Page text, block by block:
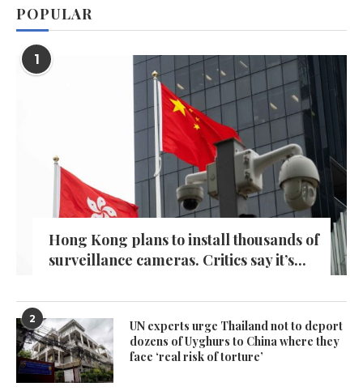
POPULAR
1
Hong Kong plans to install thousands of
surveillance cameras. Critics say it’s...
2
UN experts urge Thailand not to deport
dozens of Uyghurs to China where they
face ‘real risk of torture’